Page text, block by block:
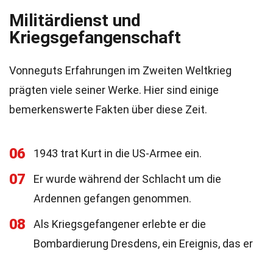
Militärdienst und
Kriegsgefangenschaft
Vonneguts Erfahrungen im Zweiten Weltkrieg
prägten viele seiner Werke. Hier sind einige
bemerkenswerte Fakten über diese Zeit.
06 1943 trat Kurt in die US-Armee ein.
07
Er wurde während der Schlacht um die
Ardennen gefangen genommen.
08
Als Kriegsgefangener erlebte er die
Bombardierung Dresdens, ein Ereignis, das er